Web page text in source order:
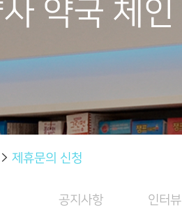
약국 체인
제휴문의 신청
공지사항 인터뷰